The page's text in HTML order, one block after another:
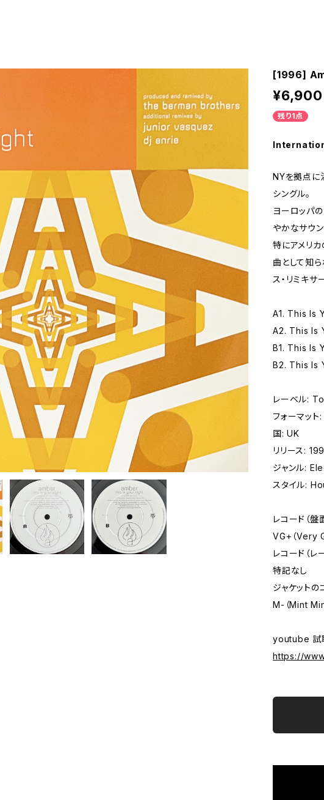
[1996]
¥6,900
残り1点
NYを拠点に
シングル。
ヨーロッパ
やかなサウ
特にアメリ
曲として知
ス・リミキサ
A1. This Is
A2. This Is
B1. This Is
B2. This Is
レーベル:
フォーマッ
国: UK
リリース:
ジャンル:
スタイル:
レコード（盤
VG+（Very
レコード（レ
特記なし
ジャケットの
M-（Mint
youtube 試
https://